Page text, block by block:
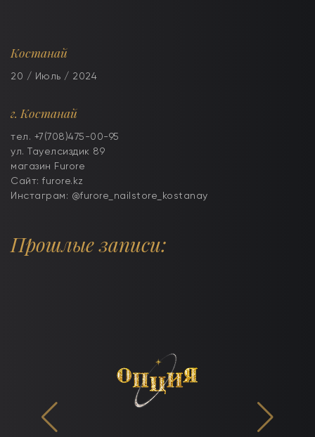
Костанай
20 / Июль / 2024
г. Костанай
тел. +7(708)475-00-95
ул. Тауелсиздик 89
магазин Furore
Сайт: furore.kz
Инстаграм: @furore_nailstore_kostanay
Прошлые записи: